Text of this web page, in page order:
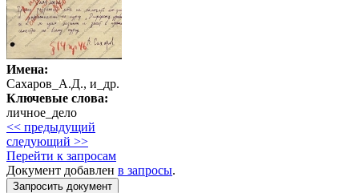
Имена:
Сахаров_А.Д., и_др.
Ключевые слова:
личное_дело
<< предыдущий
следующий >>
Перейти к запросам
Документ добавлен в запросы.